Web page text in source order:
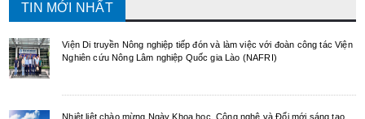
TIN MỚI NHẤT
Viện Di truyền Nông nghiệp tiếp đón và làm việc với đoàn công tác Viện
Nghiên cứu Nông Lâm nghiệp Quốc gia Lào (NAFRI)
Nhiệt liệt chào mừng Ngày Khoa học, Công nghệ và Đổi mới sáng tạo